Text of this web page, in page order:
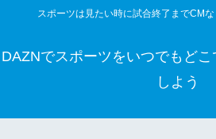
スポーツは見たい時に試合終了までCM
DAZNでスポーツをいつでもど
しよう